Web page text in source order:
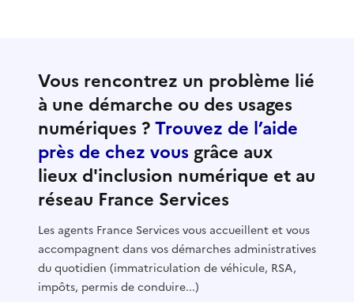
Vous rencontrez un problème lié
à une démarche ou des usages
numériques ?Trouvez de l’aide
près de chez vous grâce aux
lieux d'inclusion numérique et au
réseau France Services
Les agents France Services vous accueillent et vous
accompagnent dans vos démarches administratives
du quotidien (immatriculation de véhicule, RSA,
impôts, permis de conduire...)